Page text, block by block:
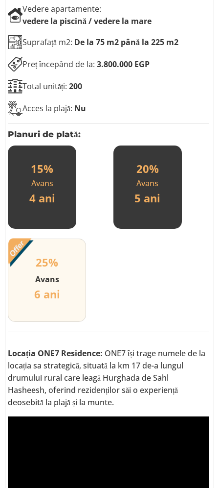
Vedere apartamente:
vedere la piscină / vedere la mare
Suprafață m2: De la 75 m2 până la 225 m2
Preț începând de la: 3.800.000 EGP
Total unități: 200
Acces la plajă: Nu
Planuri de plată:
15%
Avans
4 ani
20%
Avans
5 ani
25%
Avans
6 ani
Locația ONE7 Residence: ONE7 își trage numele de la
locația sa strategică, situată la km 17 de-a lungul
drumului rural care leagă Hurghada de Sahl
Hasheesh, oferind rezidenților săi o experiență
deosebită la plajă și la munte.
n
u
e
l
e
t
e
l
e
f
o
n
u
l